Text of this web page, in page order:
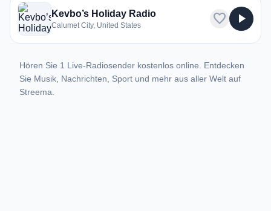
Kevbo’s Holiday Radio
Calumet City, United States favorite play_arrow
Hören Sie 1 Live-Radiosender kostenlos online. Entdecken
Sie Musik, Nachrichten, Sport und mehr aus aller Welt auf
Streema.